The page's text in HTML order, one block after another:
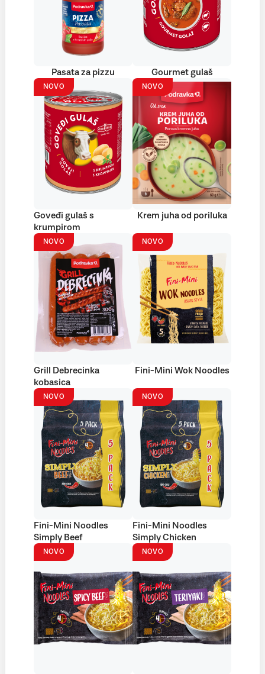
Pasata za pizzu Gourmet gulaš
NOVO
Goveđi gulaš s
krumpirom
NOVO
Krem juha od poriluka
NOVO
Grill Debrecinka
kobasica
NOVO
Fini-Mini Wok Noodles
NOVO
Fini-Mini Noodles
Simply Beef
NOVO
Fini-Mini Noodles
Simply Chicken
NOVO NOVO